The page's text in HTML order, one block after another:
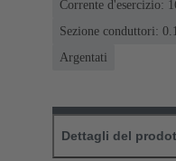
Corrente d'esercizio:
Sezione conduttori:
Argentati
Dettagli del